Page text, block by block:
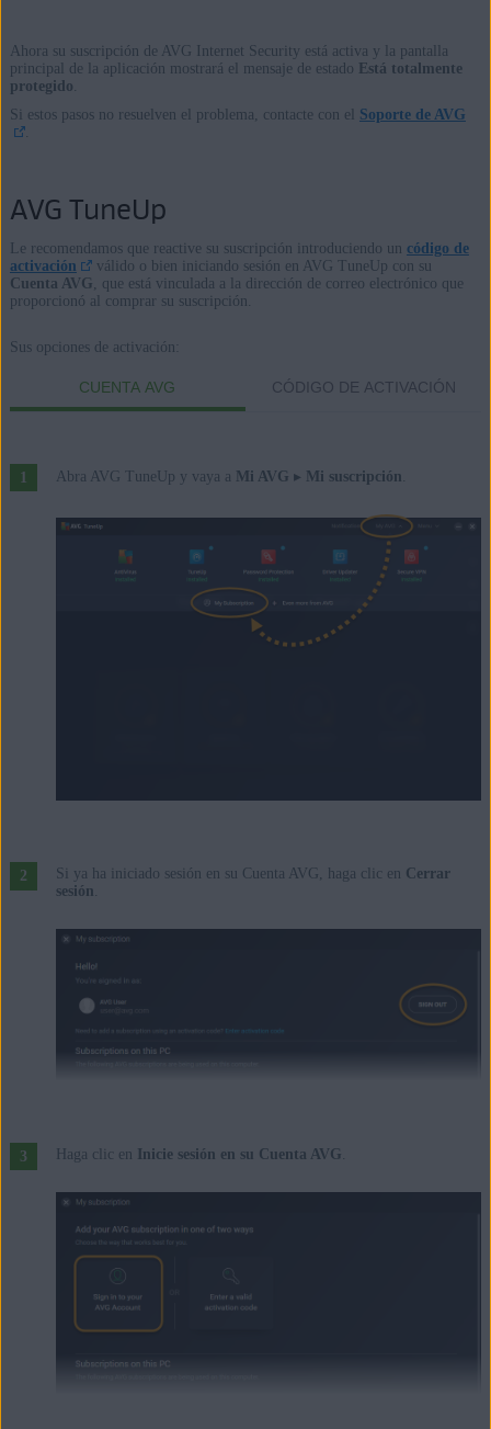
Ahora su suscripción de AVG Internet Security está activa y la pantalla
principal de la aplicación mostrará el mensaje de estado Está totalmente
protegido
Si estos pasos no resuelven el problema, contacte con el Soporte de AVG
AVG TuneUp
Le recomendamos que reactive su suscripción introduciendo un código de
activación
válido o bien iniciando sesión en AVG TuneUp con su
Cuenta AVG , que está vinculada a la dirección de correo electrónico que
proporcionó al comprar su suscripción.
Sus opciones de activación:
CUENTA AVG CÓDIGO DE ACTIVACIÓN
Abra AVG TuneUp y vaya a Mi AVG ▸ Mi suscripción
Si ya ha iniciado sesión en su Cuenta AVG, haga clic en Cerrar
sesión.
Haga clic en Inicie sesión en su Cuenta AVG